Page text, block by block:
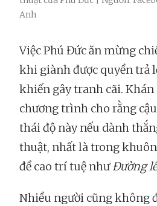
Anh
Việc Phú Đức ăn mừng
khi giành được quyền trả
khiến gây tranh cãi.
chương trình cho rằng
thái độ này nếu dành
thuật, nhất là trong
đề cao trí tuệ nhưĐường
Nhiều người cũng không